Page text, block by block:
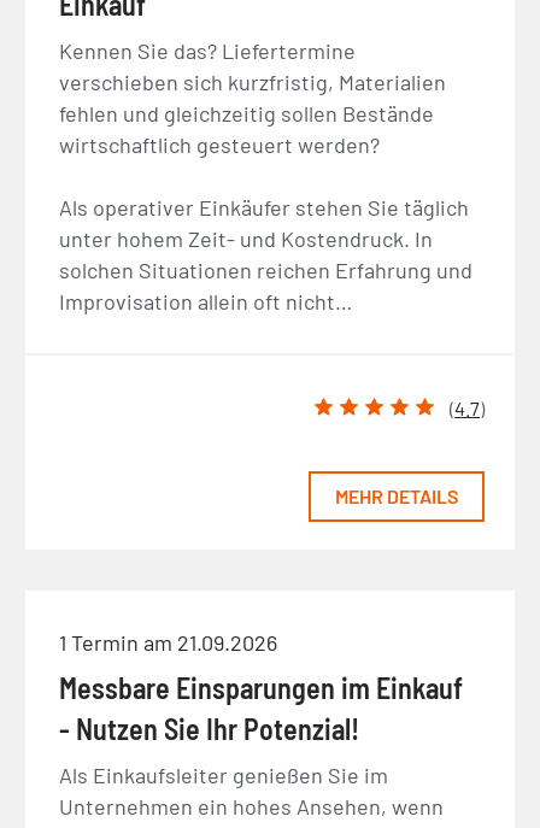
Kennen Sie das? Liefertermine
verschieben sich kurzfristig, Materialien
fehlen und gleichzeitig sollen Bestände
wirtschaftlich gesteuert werden?
Als operativer Einkäufer stehen Sie täglich
unter hohem Zeit- und Kostendruck. In
solchen Situationen reichen Erfahrung und
Improvisation allein oft nicht…
(4.7)
MEHR DETAILS
1 Termin am 21.09.2026
Messbare Einsparungen im Einkauf
- Nutzen Sie Ihr Potenzial!
Als Einkaufsleiter genießen Sie im
Unternehmen ein hohes Ansehen, wenn